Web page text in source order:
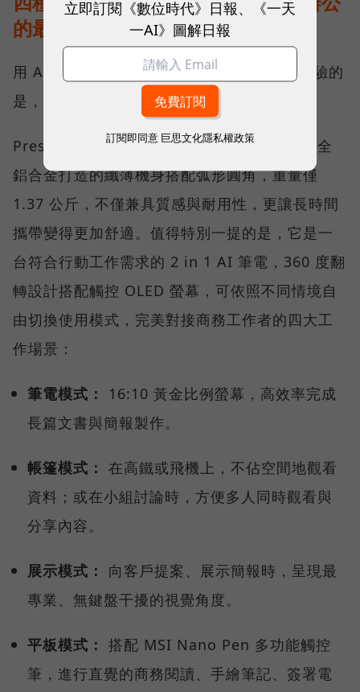
的最後一哩路
用 AI 提升效率只是第一步，真正影響使用體驗的
是，筆電與人互動的每一個細節。
Prestige 14 Flip AI+ 採用全新的精工設計，全
鋁合金打造的纖薄機身搭配弧形圓角，重量僅
1.37 公斤，不僅兼具質感與耐用性，更讓長時間
攜帶變得更加舒適。值得特別一提的是，它是一
台符合行動工作需求的 2 in 1 AI 筆電，360 度翻
轉設計搭配觸控 OLED 螢幕，可依照不同情境自
由切換使用模式，完美對接商務工作者的四大工
作場景：
筆電模式：
16:10 黃金比例螢幕，高效率完成
長篇文書與簡報製作。
帳篷模式： 在高鐵或飛機上，不佔空間地觀看
資料；或在小組討論時，方便多人同時觀看與
分享內容。
展示模式：
向客戶提案、展示簡報時，呈現最
專業、無鍵盤干擾的視覺角度。
平板模式： 搭配 MSI Nano Pen 多功能觸控
筆，進行直覺的商務閱讀、手繪筆記、簽署電
立即訂閱《數位時代》日報、《一天
一AI》圖解日報
訂閱即同意 巨思文化隱私權政策